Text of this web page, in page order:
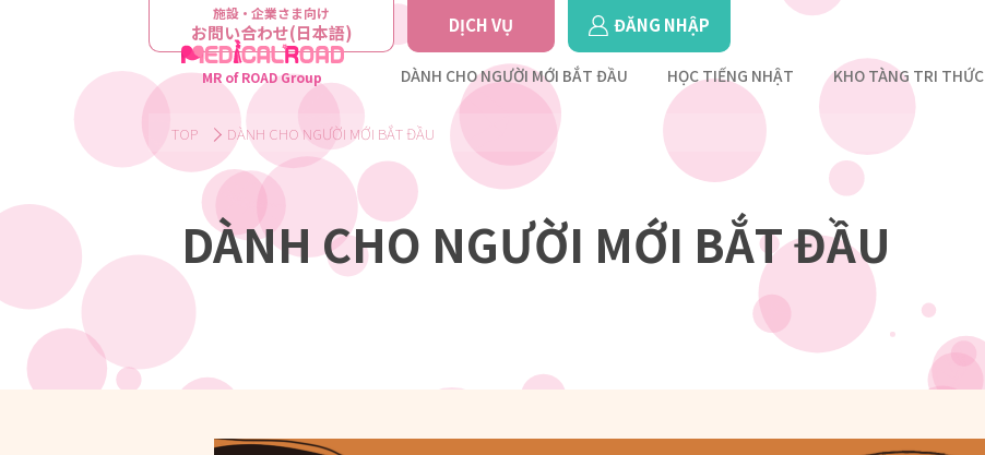
MR of ROAD Group
施設・企業さま向け
お問い合わせ(日本語) DỊCH VỤ ĐĂNG NHẬP
DÀNH CHO NGƯỜI MỚI BẮT ĐẦU HỌC TIẾNG NHẬT KHO TÀNG TRI THỨC
TOP DÀNH CHO NGƯỜI MỚI BẮT ĐẦU
DÀNH CHO NGƯỜI MỚI BẮT ĐẦU